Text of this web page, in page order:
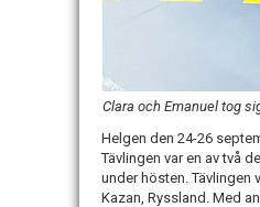
Clara och Emanuel tog
Helgen den 24-26
Tävlingen var en av två
under hösten. Tävlingen
Kazan, Ryssland. Med